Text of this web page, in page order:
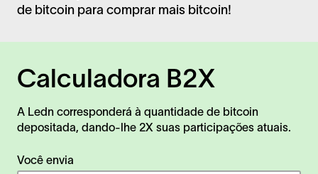
de bitcoin para comprar mais bitcoin!
Calculadora B2X
A Ledn corresponderá à quantidade de bitcoin
depositada, dando-lhe 2X suas participações atuais.
Você envia